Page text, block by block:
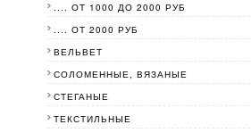
.... ОТ 1000 ДО 2000 РУБ
.... ОТ 2000 РУБ
ВЕЛЬВЕТ
СОЛОМЕННЫЕ, ВЯЗАНЫЕ
СТЕГАНЫЕ
ТЕКСТИЛЬНЫЕ